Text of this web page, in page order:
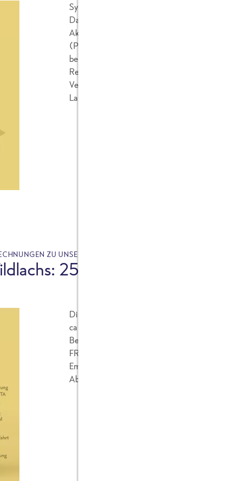
Systemgrenzen geben uns den Umfang vor,
Daten erhoben werden. Sie definieren, welche
Aktivitäten in die Analyse einbezogen werden
(Product Carbon Footprint / CO2e-
beziehen wir neben der Erzeugung unserer
Reis, tierischen Erzeugnissen sowie Fischfang
Verpackung, sowie die Herstellung der
Lagerung werden hier außerdem mit einbezogen.
ZU UNSEREM PRODUKT
252g CO
Die Zutaten inklusive Lagerung, Verpackung
ca. 43% an den CO2e-Emissionen des
Bei der Verarbeitung der Zutaten zum
FRoSTA entstehen ca. 14% und bei der
Emissionen. Bei der Zubereitung zuhause,
Abwasch, entstehen 38% der CO2e-Emissionen.